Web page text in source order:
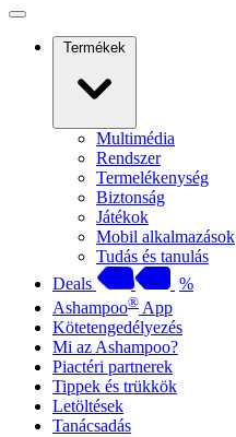
Termékek
Multimédia
Rendszer
Termelékenység
Biztonság
Játékok
Mobil alkalmazások
Tudás és tanulás
Deals
%
Ashampoo® App
Kötetengedélyezés
Mi az Ashampoo?
Piactéri partnerek
Tippek és trükkök
Letöltések
Tanácsadás